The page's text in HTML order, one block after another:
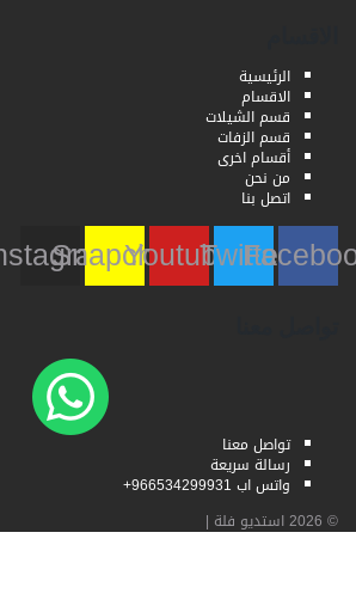
الرئيسية
الاقسام
قسم الشيلات
قسم الزفات
أقسام اخرى
من نحن
اتصل بنا
Twitter
Youtube
Snapchat
Instagram
تواصل معنا
رسالة سريعة
واتس اب 966534299931+
استديو فلة|